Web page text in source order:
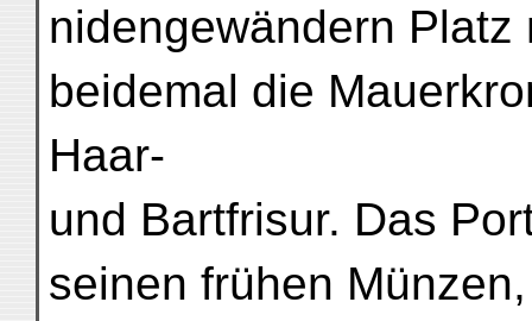
nidengewändern
beidemal die
Haar-
und Bartfrisur. Das
seinen frühen